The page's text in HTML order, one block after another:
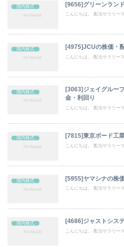
国内株式 [9656]グリーンラン
こんにちは。 配当サラリー
国内株式 [4975]JCUの株価・
こんにちは。 配当サラリー
国内株式
[3063]ジェイグルー
金・利回り
こんにちは。 配当サラリー
国内株式 [7815]東京ボード工
こんにちは。 配当サラリー
国内株式 [5955]ヤマシナの株
こんにちは。 配当サラリー
国内株式 [4686]ジャストシス
こんにちは。 配当サラリー